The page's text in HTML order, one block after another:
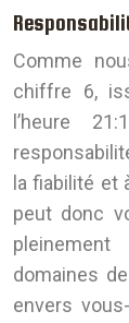
Comme
chiffre 6,
l’heure
la fiabilité et
peut donc
domaines
envers